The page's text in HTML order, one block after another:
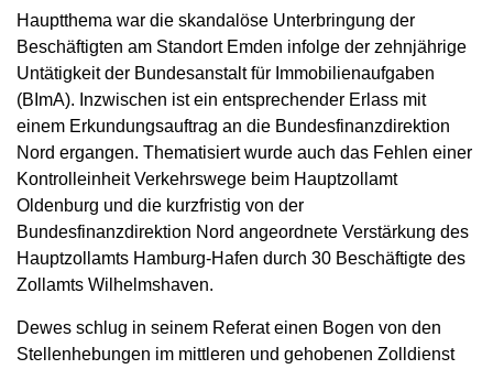
Hauptthema war die skandalöse Unterbringung der
Beschäftigten am Standort Emden infolge der zehnjährige
Untätigkeit der Bundesanstalt für Immobilienaufgaben
(BImA). Inzwischen ist ein entsprechender Erlass mit
einem Erkundungsauftrag an die Bundesfinanzdirektion
Nord ergangen. Thematisiert wurde auch das Fehlen einer
Kontrolleinheit Verkehrswege beim Hauptzollamt
Oldenburg und die kurzfristig von der
Bundesfinanzdirektion Nord angeordnete Verstärkung des
Hauptzollamts Hamburg-Hafen durch 30 Beschäftigte des
Zollamts Wilhelmshaven.
Dewes schlug in seinem Referat einen Bogen von den
Stellenhebungen im mittleren und gehobenen Zolldienst